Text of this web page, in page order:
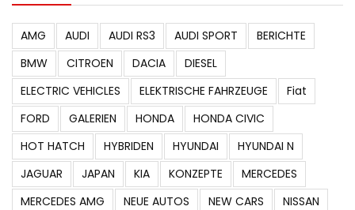
AMG AUDI AUDI RS3 AUDI SPORT
BERICHTE
BMW
CITROEN DACIA
DIESEL
ELECTRIC VEHICLES
ELEKTRISCHE FAHRZEUGE
Fiat
FORD
GALERIEN HONDA
HONDA CIVIC
HOT HATCH
HYBRIDEN HYUNDAI
HYUNDAI N
JAGUAR
JAPAN KIA KONZEPTE
MERCEDES
MERCEDES AMG
NEUE AUTOS NEW CARS
NISSAN